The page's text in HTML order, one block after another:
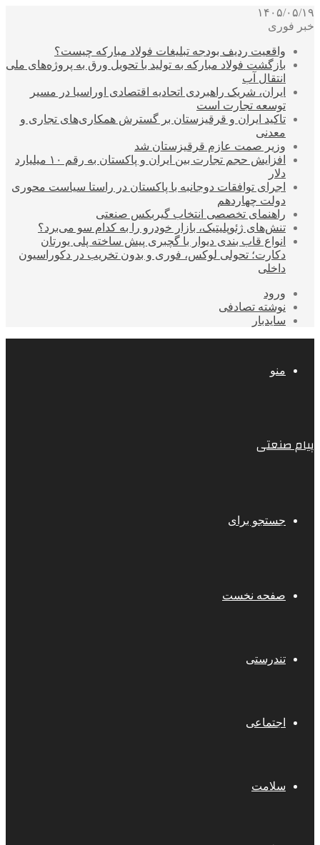
۱۴۰۵/۰۵/۱۹
خبر فوری
واقعیت ردیف بودجه تبلیغات فولاد مبارکه چیست؟
بازگشت فولاد مبارکه به تولید با تحویل ورق به پروژه‌های ملی
انتقال آب
ایران، شریک راهبردی اتحادیه اقتصادی اوراسیا در مسیر
توسعه تجارت است
تاکید ایران و قرقیزستان بر گسترش همکاری‌های تجاری و
معدنی
وزیر صمت عازم قرقیزستان شد
افزایش حجم تجارت بین ایران و پاکستان به رقم ۱۰ میلیارد
دلار
اجرای توافقات دوجانبه با پاکستان در راستا سیاست محوری
دولت چهاردهم
راهنمای تخصصی انتخاب گیربکس صنعتی
تنش‌های ژئوپلیتیک، بازار خودرو را به کدام سو می‌برد؟
انواع قاب بندی دیوار با گچبری پیش ساخته پلی یورتان
دکارت؛ تحولی لوکس، فوری و بدون تخریب در دکوراسیون
داخلی
ورود
نوشته تصادفی
سایدبار
منو
پیام صنعتی
جستجو برای
صفحه نخست
تندرستی
اجتماعی
سلامت